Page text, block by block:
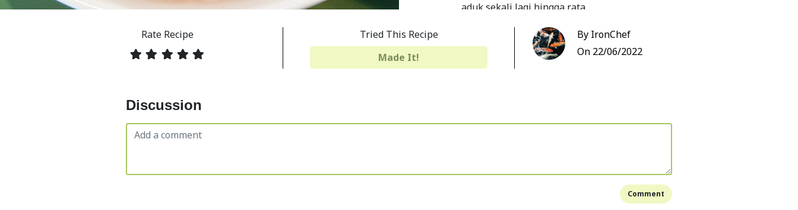
aduk sekali lagi hingga rata.
Sambal dadak sudah siap untuk digunakan.
Bookmark
Rate Recipe
Tried This Recipe
Made It!
By IronChef
On 22/06/2022
Discussion
Comment